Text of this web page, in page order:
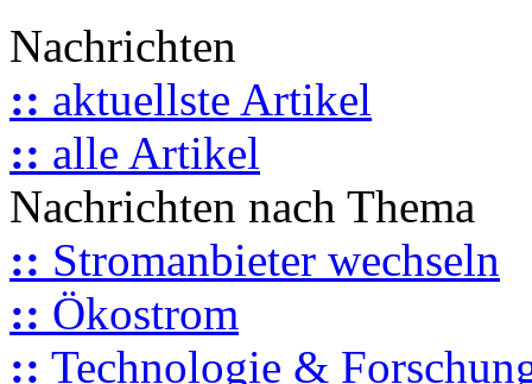
Nachrichten
:: aktuellste Artikel
:: alle Artikel
Nachrichten nach Thema
:: Stromanbieter wechseln
:: Ökostrom
:: Technologie &